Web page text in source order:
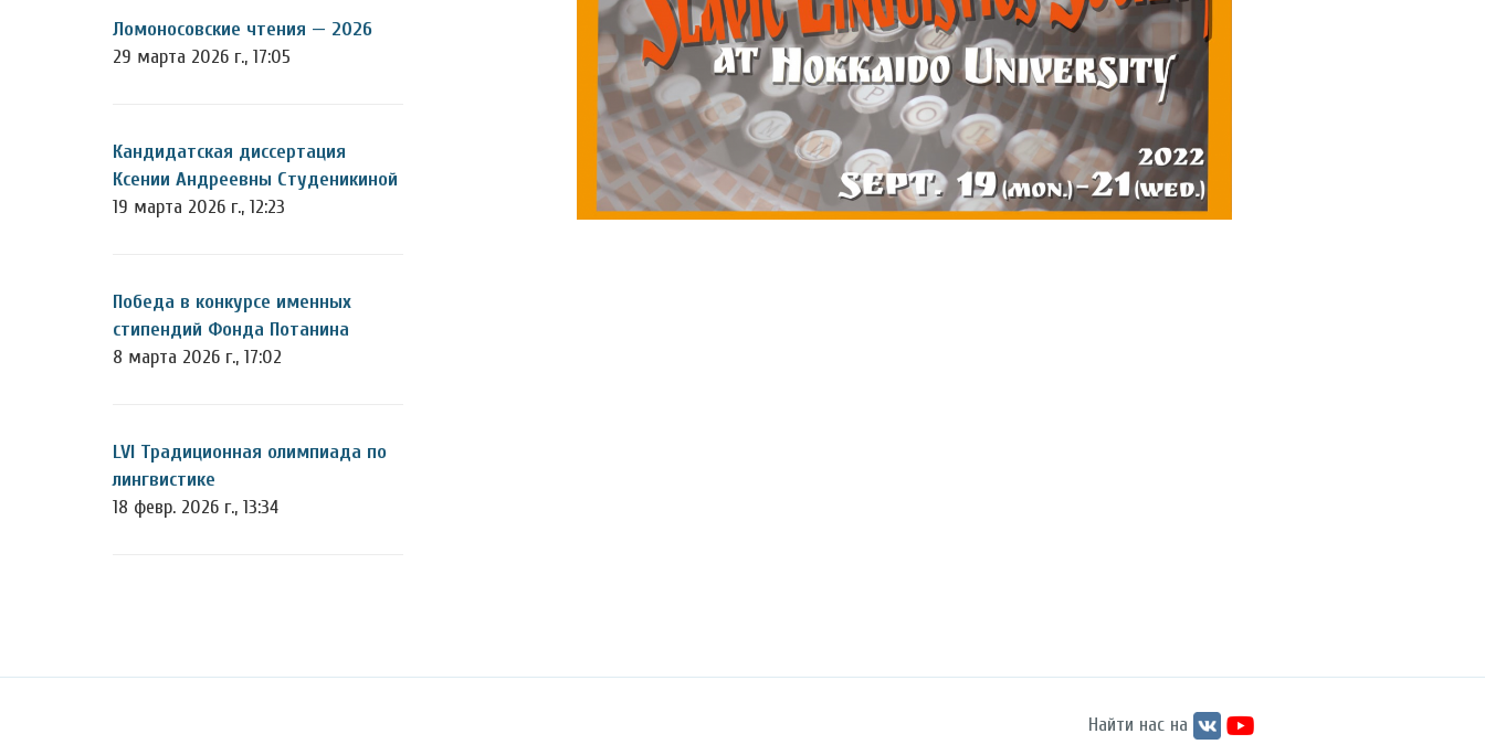
Ломоносовские чтения — 2026
29 марта 2026 г., 17:05
Кандидатская диссертация
Ксении Андреевны Студеникиной
19 марта 2026 г., 12:23
Победа в конкурсе именных
стипендий Фонда Потанина
8 марта 2026 г., 17:02
LVI Традиционная олимпиада по
лингвистике
18 февр. 2026 г., 13:34
Найти нас на